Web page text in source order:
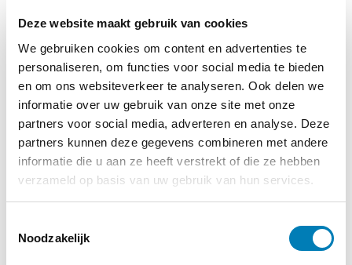
Deze website maakt gebruik van cookies
We gebruiken cookies om content en advertenties te
personaliseren, om functies voor social media te bieden
en om ons websiteverkeer te analyseren. Ook delen we
informatie over uw gebruik van onze site met onze
partners voor social media, adverteren en analyse. Deze
partners kunnen deze gegevens combineren met andere
informatie die u aan ze heeft verstrekt of die ze hebben
verzameld op basis van uw gebruik van hun services.
Noodzakelijk
Eerdere breinboeken van Betsy van de Grift:
Kinderkoppie (2009), Peuteren en Kleuteren
(2013) en recent uit 2015, De Lastige Kleuter.
Voor opiniërende blogs en informatie over
lezingen kunt u terecht op de website
www.betsyvandegrift.nl
Jongensbrein/Meisjesbrein
over genderverschillen en -strategieën voor
onderwijs en kinderopvang